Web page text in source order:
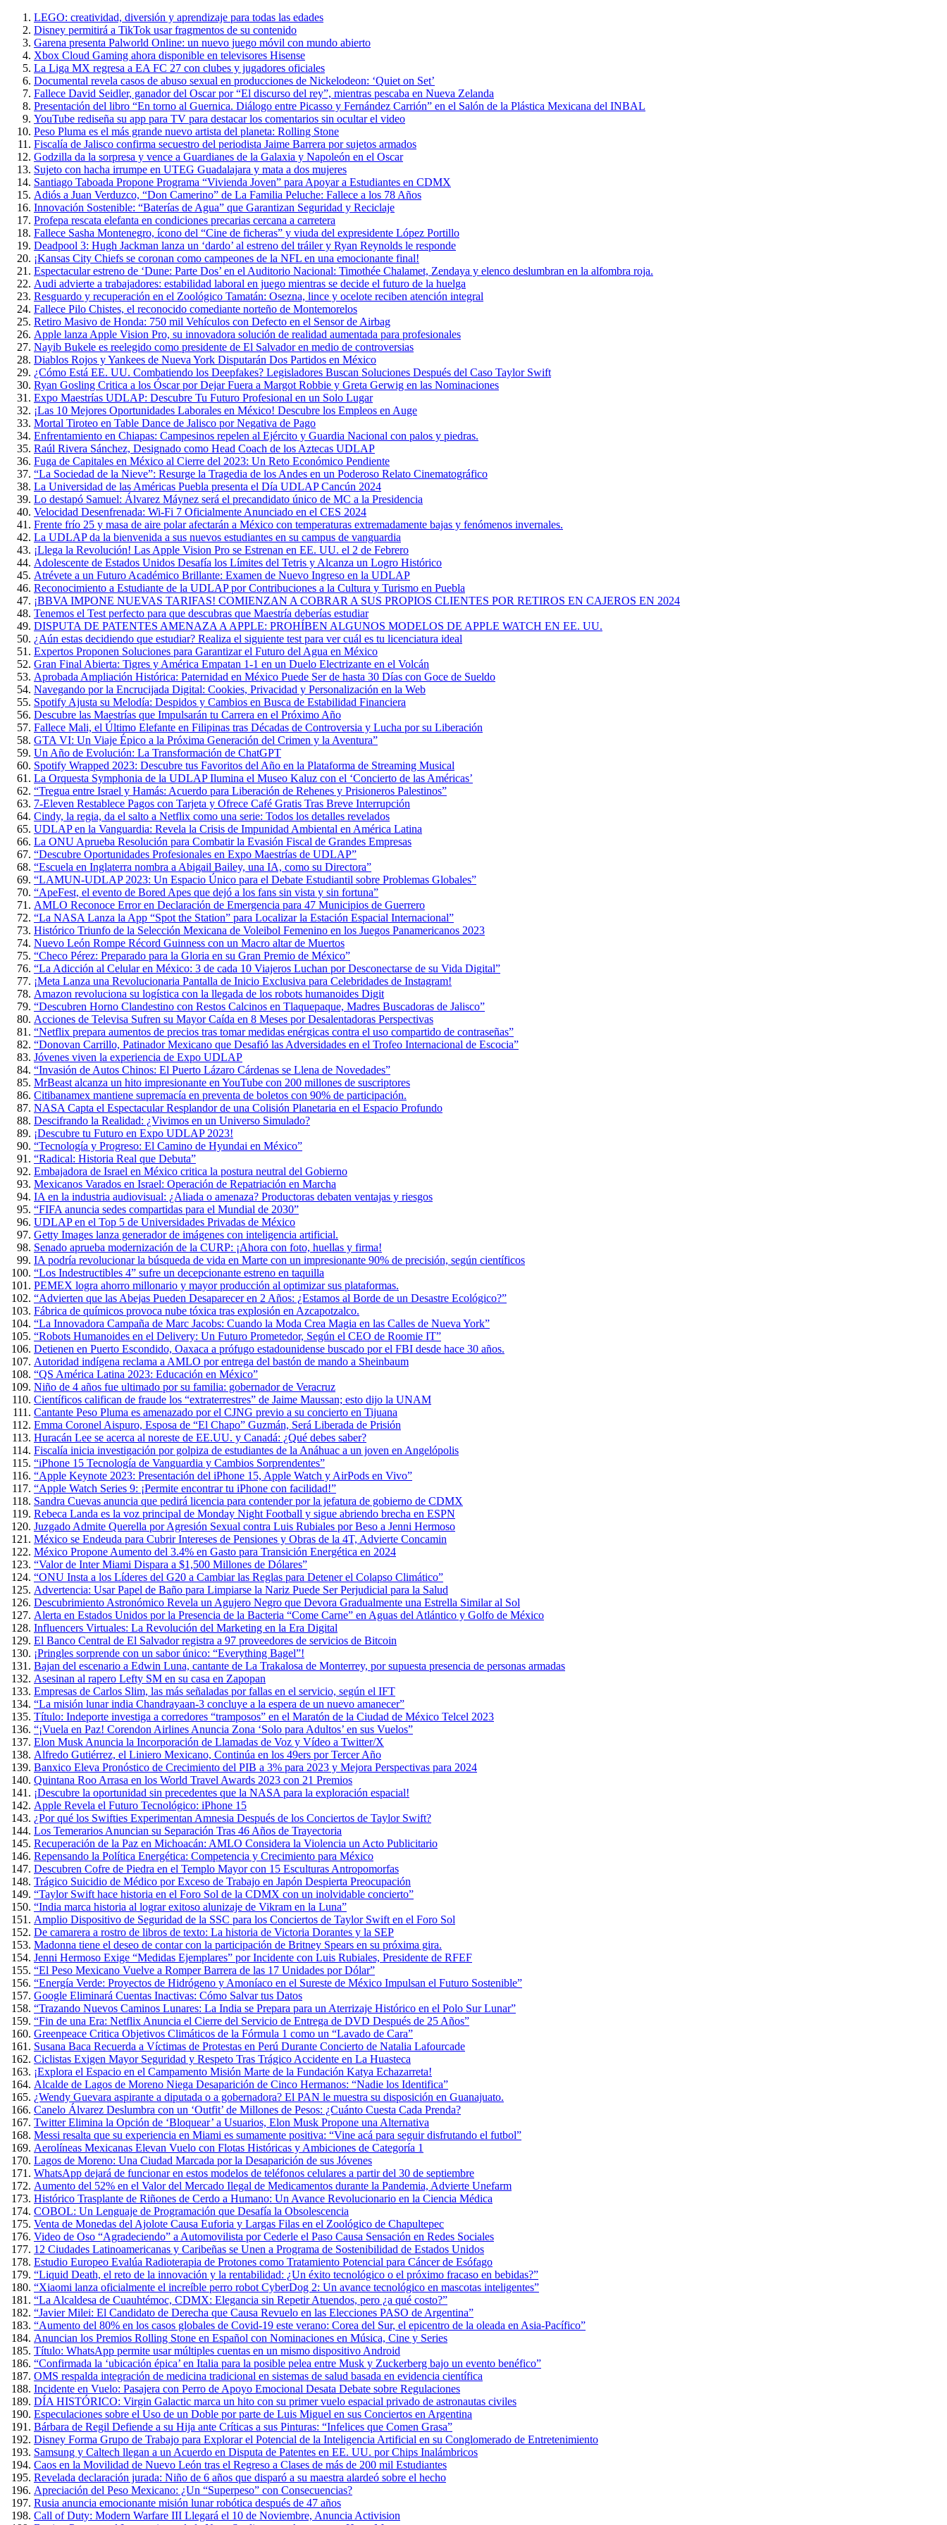
LEGO: creatividad, diversión y aprendizaje para todas las edades
Disney permitirá a TikTok usar fragmentos de su contenido
Garena presenta Palworld Online: un nuevo juego móvil con mundo abierto
Xbox Cloud Gaming ahora disponible en televisores Hisense
La Liga MX regresa a EA FC 27 con clubes y jugadores oficiales
Documental revela casos de abuso sexual en producciones de Nickelodeon: ‘Quiet on Set’
Fallece David Seidler, ganador del Oscar por “El discurso del rey”, mientras pescaba en Nueva Zelanda
Presentación del libro “En torno al Guernica. Diálogo entre Picasso y Fernández Carrión” en el Salón de la Plástica Mexicana del INBAL
YouTube rediseña su app para TV para destacar los comentarios sin ocultar el video
Peso Pluma es el más grande nuevo artista del planeta: Rolling Stone
Fiscalía de Jalisco confirma secuestro del periodista Jaime Barrera por sujetos armados
Godzilla da la sorpresa y vence a Guardianes de la Galaxia y Napoleón en el Oscar
Sujeto con hacha irrumpe en UTEG Guadalajara y mata a dos mujeres
Santiago Taboada Propone Programa “Vivienda Joven” para Apoyar a Estudiantes en CDMX
Adiós a Juan Verduzco, “Don Camerino” de La Familia Peluche: Fallece a los 78 Años
Innovación Sostenible: “Baterías de Agua” que Garantizan Seguridad y Reciclaje
Profepa rescata elefanta en condiciones precarias cercana a carretera
Fallece Sasha Montenegro, ícono del “Cine de ficheras” y viuda del expresidente López Portillo
Deadpool 3: Hugh Jackman lanza un ‘dardo’ al estreno del tráiler y Ryan Reynolds le responde
¡Kansas City Chiefs se coronan como campeones de la NFL en una emocionante final!
Espectacular estreno de ‘Dune: Parte Dos’ en el Auditorio Nacional: Timothée Chalamet, Zendaya y elenco deslumbran en la alfombra roja.
Audi advierte a trabajadores: estabilidad laboral en juego mientras se decide el futuro de la huelga
Resguardo y recuperación en el Zoológico Tamatán: Osezna, lince y ocelote reciben atención integral
Fallece Pilo Chistes, el reconocido comediante norteño de Montemorelos
Retiro Masivo de Honda: 750 mil Vehículos con Defecto en el Sensor de Airbag
Apple lanza Apple Vision Pro, su innovadora solución de realidad aumentada para profesionales
Nayib Bukele es reelegido como presidente de El Salvador en medio de controversias
Diablos Rojos y Yankees de Nueva York Disputarán Dos Partidos en México
¿Cómo Está EE. UU. Combatiendo los Deepfakes? Legisladores Buscan Soluciones Después del Caso Taylor Swift
Ryan Gosling Critica a los Óscar por Dejar Fuera a Margot Robbie y Greta Gerwig en las Nominaciones
Expo Maestrías UDLAP: Descubre Tu Futuro Profesional en un Solo Lugar
¡Las 10 Mejores Oportunidades Laborales en México! Descubre los Empleos en Auge
Mortal Tiroteo en Table Dance de Jalisco por Negativa de Pago
Enfrentamiento en Chiapas: Campesinos repelen al Ejército y Guardia Nacional con palos y piedras.
Raúl Rivera Sánchez, Designado como Head Coach de los Aztecas UDLAP
Fuga de Capitales en México al Cierre del 2023: Un Reto Económico Pendiente
“La Sociedad de la Nieve”: Resurge la Tragedia de los Andes en un Poderoso Relato Cinematográfico
La Universidad de las Américas Puebla presenta el Día UDLAP Cancún 2024
Lo destapó Samuel: Álvarez Máynez será el precandidato único de MC a la Presidencia
Velocidad Desenfrenada: Wi-Fi 7 Oficialmente Anunciado en el CES 2024
Frente frío 25 y masa de aire polar afectarán a México con temperaturas extremadamente bajas y fenómenos invernales.
La UDLAP da la bienvenida a sus nuevos estudiantes en su campus de vanguardia
¡Llega la Revolución! Las Apple Vision Pro se Estrenan en EE. UU. el 2 de Febrero
Adolescente de Estados Unidos Desafía los Límites del Tetris y Alcanza un Logro Histórico
Atrévete a un Futuro Académico Brillante: Examen de Nuevo Ingreso en la UDLAP
Reconocimiento a Estudiante de la UDLAP por Contribuciones a la Cultura y Turismo en Puebla
¡BBVA IMPONE NUEVAS TARIFAS! COMIENZAN A COBRAR A SUS PROPIOS CLIENTES POR RETIROS EN CAJEROS EN 2024
Tenemos el Test perfecto para que descubras que Maestría deberías estudiar
DISPUTA DE PATENTES AMENAZA A APPLE: PROHÍBEN ALGUNOS MODELOS DE APPLE WATCH EN EE. UU.
¿Aún estas decidiendo que estudiar? Realiza el siguiente test para ver cuál es tu licenciatura ideal
Expertos Proponen Soluciones para Garantizar el Futuro del Agua en México
Gran Final Abierta: Tigres y América Empatan 1-1 en un Duelo Electrizante en el Volcán
Aprobada Ampliación Histórica: Paternidad en México Puede Ser de hasta 30 Días con Goce de Sueldo
Navegando por la Encrucijada Digital: Cookies, Privacidad y Personalización en la Web
Spotify Ajusta su Melodía: Despidos y Cambios en Busca de Estabilidad Financiera
Descubre las Maestrías que Impulsarán tu Carrera en el Próximo Año
Fallece Mali, el Último Elefante en Filipinas tras Décadas de Controversia y Lucha por su Liberación
GTA VI: Un Viaje Épico a la Próxima Generación del Crimen y la Aventura”
Un Año de Evolución: La Transformación de ChatGPT
Spotify Wrapped 2023: Descubre tus Favoritos del Año en la Plataforma de Streaming Musical
La Orquesta Symphonia de la UDLAP Ilumina el Museo Kaluz con el ‘Concierto de las Américas’
“Tregua entre Israel y Hamás: Acuerdo para Liberación de Rehenes y Prisioneros Palestinos”
7-Eleven Restablece Pagos con Tarjeta y Ofrece Café Gratis Tras Breve Interrupción
Cindy, la regia, da el salto a Netflix como una serie: Todos los detalles revelados
UDLAP en la Vanguardia: Revela la Crisis de Impunidad Ambiental en América Latina
La ONU Aprueba Resolución para Combatir la Evasión Fiscal de Grandes Empresas
“Descubre Oportunidades Profesionales en Expo Maestrías de UDLAP”
“Escuela en Inglaterra nombra a Abigail Bailey, una IA, como su Directora”
“LAMUN-UDLAP 2023: Un Espacio Único para el Debate Estudiantil sobre Problemas Globales”
“ApeFest, el evento de Bored Apes que dejó a los fans sin vista y sin fortuna”
AMLO Reconoce Error en Declaración de Emergencia para 47 Municipios de Guerrero
“La NASA Lanza la App “Spot the Station” para Localizar la Estación Espacial Internacional”
Histórico Triunfo de la Selección Mexicana de Voleibol Femenino en los Juegos Panamericanos 2023
Nuevo León Rompe Récord Guinness con un Macro altar de Muertos
“Checo Pérez: Preparado para la Gloria en su Gran Premio de México”
“La Adicción al Celular en México: 3 de cada 10 Viajeros Luchan por Desconectarse de su Vida Digital”
¡Meta Lanza una Revolucionaria Pantalla de Inicio Exclusiva para Celebridades de Instagram!
Amazon revoluciona su logística con la llegada de los robots humanoides Digit
“Descubren Horno Clandestino con Restos Calcinos en Tlaquepaque, Madres Buscadoras de Jalisco”
Acciones de Televisa Sufren su Mayor Caída en 8 Meses por Desalentadoras Perspectivas
“Netflix prepara aumentos de precios tras tomar medidas enérgicas contra el uso compartido de contraseñas”
“Donovan Carrillo, Patinador Mexicano que Desafió las Adversidades en el Trofeo Internacional de Escocia”
Jóvenes viven la experiencia de Expo UDLAP
“Invasión de Autos Chinos: El Puerto Lázaro Cárdenas se Llena de Novedades”
MrBeast alcanza un hito impresionante en YouTube con 200 millones de suscriptores
Citibanamex mantiene supremacía en preventa de boletos con 90% de participación.
NASA Capta el Espectacular Resplandor de una Colisión Planetaria en el Espacio Profundo
Descifrando la Realidad: ¿Vivimos en un Universo Simulado?
¡Descubre tu Futuro en Expo UDLAP 2023!
“Tecnología y Progreso: El Camino de Hyundai en México”
“Radical: Historia Real que Debuta”
Embajadora de Israel en México critica la postura neutral del Gobierno
Mexicanos Varados en Israel: Operación de Repatriación en Marcha
IA en la industria audiovisual: ¿Aliada o amenaza? Productoras debaten ventajas y riesgos
“FIFA anuncia sedes compartidas para el Mundial de 2030”
UDLAP en el Top 5 de Universidades Privadas de México
Getty Images lanza generador de imágenes con inteligencia artificial.
Senado aprueba modernización de la CURP: ¡Ahora con foto, huellas y firma!
IA podría revolucionar la búsqueda de vida en Marte con un impresionante 90% de precisión, según científicos
“Los Indestructibles 4” sufre un decepcionante estreno en taquilla
PEMEX logra ahorro millonario y mayor producción al optimizar sus plataformas.
“Advierten que las Abejas Pueden Desaparecer en 2 Años: ¿Estamos al Borde de un Desastre Ecológico?”
Fábrica de químicos provoca nube tóxica tras explosión en Azcapotzalco.
“La Innovadora Campaña de Marc Jacobs: Cuando la Moda Crea Magia en las Calles de Nueva York”
“Robots Humanoides en el Delivery: Un Futuro Prometedor, Según el CEO de Roomie IT”
Detienen en Puerto Escondido, Oaxaca a prófugo estadounidense buscado por el FBI desde hace 30 años.
Autoridad indígena reclama a AMLO por entrega del bastón de mando a Sheinbaum
“QS América Latina 2023: Educación en México”
Niño de 4 años fue ultimado por su familia: gobernador de Veracruz
Científicos califican de fraude los “extraterrestres” de Jaime Maussan; esto dijo la UNAM
Cantante Peso Pluma es amenazado por el CJNG previo a su concierto en Tijuana
Emma Coronel Aispuro, Esposa de “El Chapo” Guzmán, Será Liberada de Prisión
Huracán Lee se acerca al noreste de EE.UU. y Canadá: ¿Qué debes saber?
Fiscalía inicia investigación por golpiza de estudiantes de la Anáhuac a un joven en Angelópolis
“iPhone 15 Tecnología de Vanguardia y Cambios Sorprendentes”
“Apple Keynote 2023: Presentación del iPhone 15, Apple Watch y AirPods en Vivo”
“Apple Watch Series 9: ¡Permite encontrar tu iPhone con facilidad!”
Sandra Cuevas anuncia que pedirá licencia para contender por la jefatura de gobierno de CDMX
Rebeca Landa es la voz principal de Monday Night Football y sigue abriendo brecha en ESPN
Juzgado Admite Querella por Agresión Sexual contra Luis Rubiales por Beso a Jenni Hermoso
México se Endeuda para Cubrir Intereses de Pensiones y Obras de la 4T, Advierte Concamin
México Propone Aumento del 3.4% en Gasto para Transición Energética en 2024
“Valor de Inter Miami Dispara a $1,500 Millones de Dólares”
“ONU Insta a los Líderes del G20 a Cambiar las Reglas para Detener el Colapso Climático”
Advertencia: Usar Papel de Baño para Limpiarse la Nariz Puede Ser Perjudicial para la Salud
Descubrimiento Astronómico Revela un Agujero Negro que Devora Gradualmente una Estrella Similar al Sol
Alerta en Estados Unidos por la Presencia de la Bacteria “Come Carne” en Aguas del Atlántico y Golfo de México
Influencers Virtuales: La Revolución del Marketing en la Era Digital
El Banco Central de El Salvador registra a 97 proveedores de servicios de Bitcoin
¡Pringles sorprende con un sabor único: “Everything Bagel”!
Bajan del escenario a Edwin Luna, cantante de La Trakalosa de Monterrey, por supuesta presencia de personas armadas
Asesinan al rapero Lefty SM en su casa en Zapopan
Empresas de Carlos Slim, las más señaladas por fallas en el servicio, según el IFT
“La misión lunar india Chandrayaan-3 concluye a la espera de un nuevo amanecer”
Título: Indeporte investiga a corredores “tramposos” en el Maratón de la Ciudad de México Telcel 2023
“¡Vuela en Paz! Corendon Airlines Anuncia Zona ‘Solo para Adultos’ en sus Vuelos”
Elon Musk Anuncia la Incorporación de Llamadas de Voz y Vídeo a Twitter/X
Alfredo Gutiérrez, el Liniero Mexicano, Continúa en los 49ers por Tercer Año
Banxico Eleva Pronóstico de Crecimiento del PIB a 3% para 2023 y Mejora Perspectivas para 2024
Quintana Roo Arrasa en los World Travel Awards 2023 con 21 Premios
¡Descubre la oportunidad sin precedentes que la NASA para la exploración espacial!
Apple Revela el Futuro Tecnológico: iPhone 15
¿Por qué los Swifties Experimentan Amnesia Después de los Conciertos de Taylor Swift?
Los Temerarios Anuncian su Separación Tras 46 Años de Trayectoria
Recuperación de la Paz en Michoacán: AMLO Considera la Violencia un Acto Publicitario
Repensando la Política Energética: Competencia y Crecimiento para México
Descubren Cofre de Piedra en el Templo Mayor con 15 Esculturas Antropomorfas
Trágico Suicidio de Médico por Exceso de Trabajo en Japón Despierta Preocupación
“Taylor Swift hace historia en el Foro Sol de la CDMX con un inolvidable concierto”
“India marca historia al lograr exitoso alunizaje de Vikram en la Luna”
Amplio Dispositivo de Seguridad de la SSC para los Conciertos de Taylor Swift en el Foro Sol
De camarera a rostro de libros de texto: La historia de Victoria Dorantes y la SEP
Madonna tiene el deseo de contar con la participación de Britney Spears en su próxima gira.
Jenni Hermoso Exige “Medidas Ejemplares” por Incidente con Luis Rubiales, Presidente de RFEF
“El Peso Mexicano Vuelve a Romper Barrera de las 17 Unidades por Dólar”
“Energía Verde: Proyectos de Hidrógeno y Amoníaco en el Sureste de México Impulsan el Futuro Sostenible”
Google Eliminará Cuentas Inactivas: Cómo Salvar tus Datos
“Trazando Nuevos Caminos Lunares: La India se Prepara para un Aterrizaje Histórico en el Polo Sur Lunar”
“Fin de una Era: Netflix Anuncia el Cierre del Servicio de Entrega de DVD Después de 25 Años”
Greenpeace Critica Objetivos Climáticos de la Fórmula 1 como un “Lavado de Cara”
Susana Baca Recuerda a Víctimas de Protestas en Perú Durante Concierto de Natalia Lafourcade
Ciclistas Exigen Mayor Seguridad y Respeto Tras Trágico Accidente en La Huasteca
¡Explora el Espacio en el Campamento Misión Marte de la Fundación Katya Echazarreta!
Alcalde de Lagos de Moreno Niega Desaparición de Cinco Hermanos: “Nadie los Identifica”
¿Wendy Guevara aspirante a diputada o a gobernadora? El PAN le muestra su disposición en Guanajuato.
Canelo Álvarez Deslumbra con un ‘Outfit’ de Millones de Pesos: ¿Cuánto Cuesta Cada Prenda?
Twitter Elimina la Opción de ‘Bloquear’ a Usuarios, Elon Musk Propone una Alternativa
Messi resalta que su experiencia en Miami es sumamente positiva: “Vine acá para seguir disfrutando el futbol”
Aerolíneas Mexicanas Elevan Vuelo con Flotas Históricas y Ambiciones de Categoría 1
Lagos de Moreno: Una Ciudad Marcada por la Desaparición de sus Jóvenes
WhatsApp dejará de funcionar en estos modelos de teléfonos celulares a partir del 30 de septiembre
Aumento del 52% en el Valor del Mercado Ilegal de Medicamentos durante la Pandemia, Advierte Unefarm
Histórico Trasplante de Riñones de Cerdo a Humano: Un Avance Revolucionario en la Ciencia Médica
COBOL: Un Lenguaje de Programación que Desafía la Obsolescencia
Venta de Monedas del Ajolote Causa Euforia y Largas Filas en el Zoológico de Chapultepec
Video de Oso “Agradeciendo” a Automovilista por Cederle el Paso Causa Sensación en Redes Sociales
12 Ciudades Latinoamericanas y Caribeñas se Unen a Programa de Sostenibilidad de Estados Unidos
Estudio Europeo Evalúa Radioterapia de Protones como Tratamiento Potencial para Cáncer de Esófago
“Liquid Death, el reto de la innovación y la rentabilidad: ¿Un éxito tecnológico o el próximo fracaso en bebidas?”
“Xiaomi lanza oficialmente el increíble perro robot CyberDog 2: Un avance tecnológico en mascotas inteligentes”
“La Alcaldesa de Cuauhtémoc, CDMX: Elegancia sin Repetir Atuendos, pero ¿a qué costo?”
“Javier Milei: El Candidato de Derecha que Causa Revuelo en las Elecciones PASO de Argentina”
“Aumento del 80% en los casos globales de Covid-19 este verano: Corea del Sur, el epicentro de la oleada en Asia-Pacífico”
Anuncian los Premios Rolling Stone en Español con Nominaciones en Música, Cine y Series
Título: WhatsApp permite usar múltiples cuentas en un mismo dispositivo Android
“Confirmada la ‘ubicación épica’ en Italia para la posible pelea entre Musk y Zuckerberg bajo un evento benéfico”
OMS respalda integración de medicina tradicional en sistemas de salud basada en evidencia científica
Incidente en Vuelo: Pasajera con Perro de Apoyo Emocional Desata Debate sobre Regulaciones
DÍA HISTÓRICO: Virgin Galactic marca un hito con su primer vuelo espacial privado de astronautas civiles
Especulaciones sobre el Uso de un Doble por parte de Luis Miguel en sus Conciertos en Argentina
Bárbara de Regil Defiende a su Hija ante Críticas a sus Pinturas: “Infelices que Comen Grasa”
Disney Forma Grupo de Trabajo para Explorar el Potencial de la Inteligencia Artificial en su Conglomerado de Entretenimiento
Samsung y Caltech llegan a un Acuerdo en Disputa de Patentes en EE. UU. por Chips Inalámbricos
Caos en la Movilidad de Nuevo León tras el Regreso a Clases de más de 200 mil Estudiantes
Revelada declaración jurada: Niño de 6 años que disparó a su maestra alardeó sobre el hecho
Apreciación del Peso Mexicano: ¿Un “Superpeso” con Consecuencias?
Rusia anuncia emocionante misión lunar robótica después de 47 años
Call of Duty: Modern Warfare III Llegará el 10 de Noviembre, Anuncia Activision